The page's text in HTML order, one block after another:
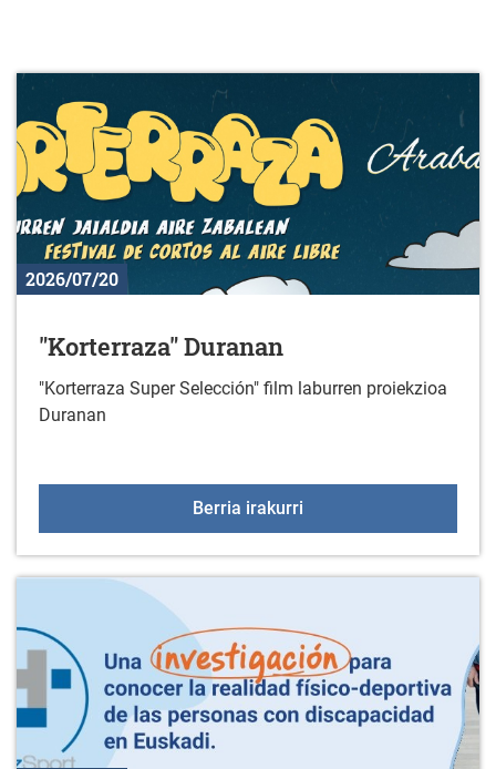
2026/07/20
"Korterraza" Duranan
"Korterraza Super Selección" film laburren proiekzioa
Duranan
Berria irakurri